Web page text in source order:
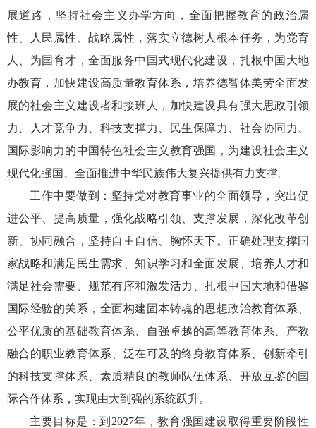
展道路，坚持社会主义办学方向，全面把握教育的政治属
性、人民属性、战略属性，落实立德树人根本任务，为党育
人、为国育才，全面服务中国式现代化建设，扎根中国大地
办教育，加快建设高质量教育体系，培养德智体美劳全面发
展的社会主义建设者和接班人，加快建设具有强大思政引领
力、人才竞争力、科技支撑力、民生保障力、社会协同力、
国际影响力的中国特色社会主义教育强国，为建设社会主义
现代化强国、全面推进中华民族伟大复兴提供有力支撑。
工作中要做到：坚持党对教育事业的全面领导，突出促
进公平、提高质量，强化战略引领、支撑发展，深化改革创
新、协同融合，坚持自主自信、胸怀天下。正确处理支撑国
家战略和满足民生需求、知识学习和全面发展、培养人才和
满足社会需要、规范有序和激发活力、扎根中国大地和借鉴
国际经验的关系，全面构建固本铸魂的思想政治教育体系、
公平优质的基础教育体系、自强卓越的高等教育体系、产教
融合的职业教育体系、泛在可及的终身教育体系、创新牵引
的科技支撑体系、素质精良的教师队伍体系、开放互鉴的国
际合作体系，实现由大到强的系统跃升。
主要目标是：到2027年，教育强国建设取得重要阶段性